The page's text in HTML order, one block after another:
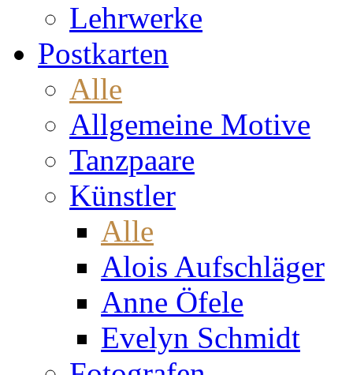
Lehrwerke
Postkarten
Alle
Allgemeine Motive
Tanzpaare
Künstler
Alle
Alois Aufschläger
Anne Öfele
Evelyn Schmidt